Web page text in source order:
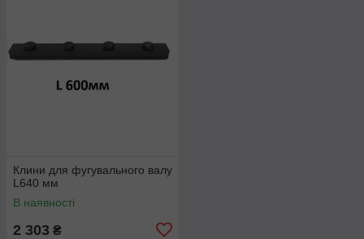
Клини для фугувального валу
L640 мм
В наявності
2 303 ₴